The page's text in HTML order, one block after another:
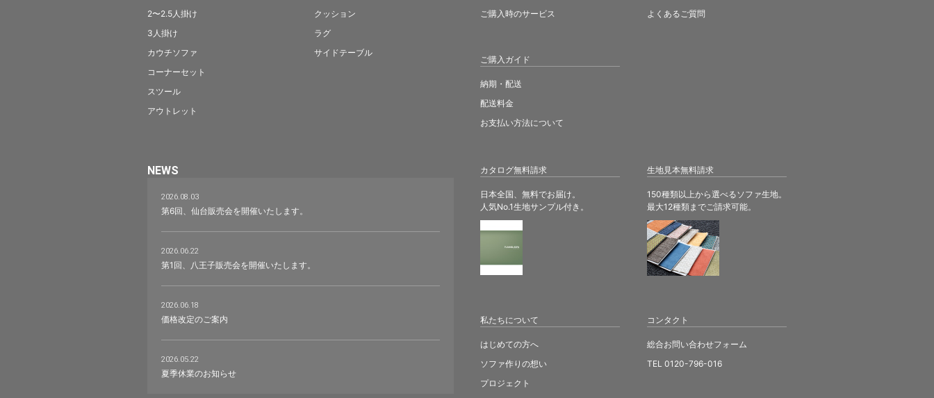
カタログ無料請求
日本全国、無料でお届け。
人気No.1生地サンプル付き。
生地見本無料請求
150種類以上から選べるソファ生地。
最大12種類までご請求可能。
2〜2.5人掛け
3人掛け
カウチソファ
コーナーセット
スツール
アウトレット
クッション
ラグ
サイドテーブル
ご購入時のサービス
ご購入ガイド
納期・配送
配送料金
お支払い方法について
よくあるご質問
NEWS
2026.08.03
第6回、仙台販売会を開催いたします。
2026.06.22
第1回、八王子販売会を開催いたします。
2026.06.18
価格改定のご案内
2026.05.22
夏季休業のお知らせ
私たちについて
はじめての方へ
ソファ作りの想い
プロジェクト
コンタクト
総合お問い合わせフォーム
TEL 0120-796-016